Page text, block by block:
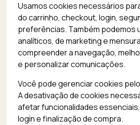
Usamos cookies necessários
do carrinho, checkout, login,
preferências. Também podemos
analíticos, de marketing e
compreender a navegação,
e personalizar comunicações.
Você pode gerenciar cookies
A desativação de cookies
afetar funcionalidades
login e finalização de compra.